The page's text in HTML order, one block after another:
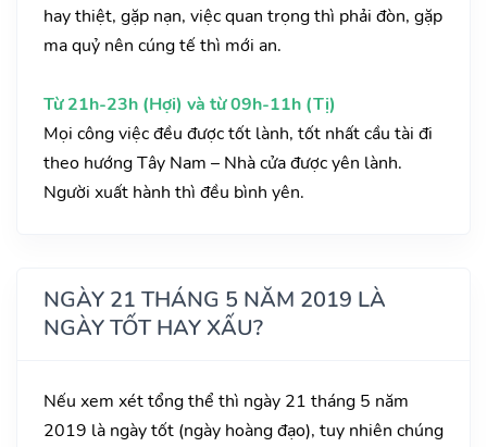
hay thiệt, gặp nạn, việc quan trọng thì phải đòn, gặp
ma quỷ nên cúng tế thì mới an.
Từ 21h-23h (Hợi) và từ 09h-11h (Tị)
Mọi công việc đều được tốt lành, tốt nhất cầu tài đi
theo hướng Tây Nam – Nhà cửa được yên lành.
Người xuất hành thì đều bình yên.
NGÀY 21 THÁNG 5 NĂM 2019 LÀ
NGÀY TỐT HAY XẤU?
Nếu xem xét tổng thể thì ngày 21 tháng 5 năm
2019 là ngày tốt (ngày hoàng đạo), tuy nhiên chúng